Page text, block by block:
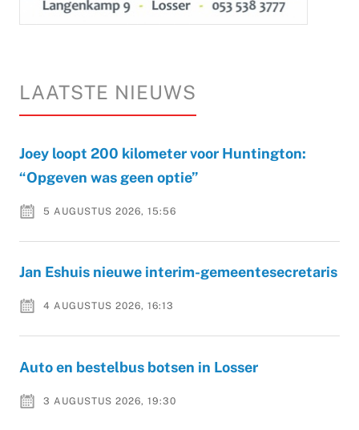
LAATSTE NIEUWS
Joey loopt 200 kilometer voor Huntington:
“Opgeven was geen optie”
5 AUGUSTUS 2026, 15:56
Jan Eshuis nieuwe interim-gemeentesecretaris
4 AUGUSTUS 2026, 16:13
Auto en bestelbus botsen in Losser
3 AUGUSTUS 2026, 19:30